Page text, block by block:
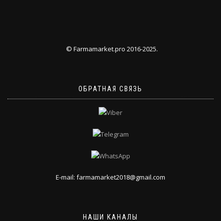
© Farmamarket.pro 2016-2025.
ОБРАТНАЯ СВЯЗЬ
E-mail: farmamarket2018@gmail.com
НАШИ КАНАЛЫ